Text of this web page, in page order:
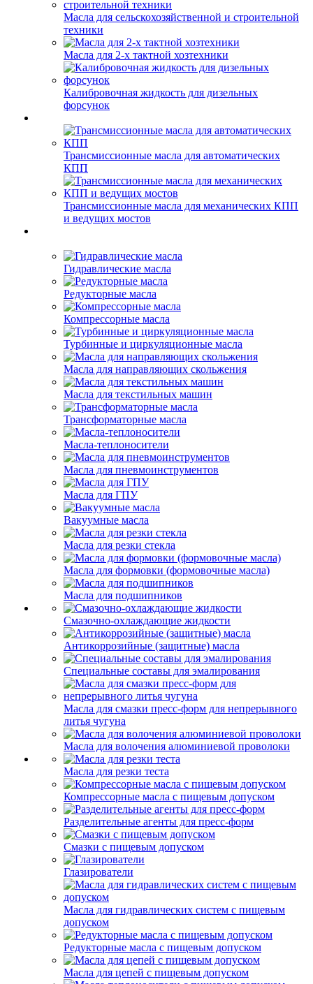
Масла для сельскохозяйственной и строительной
техники
Масла для 2-х тактной хозтехники
Калибровочная жидкость для дизельных
форсунок
Трансмиссионные масла для автоматических
КПП
Трансмиссионные масла для механических КПП
и ведущих мостов
Гидравлические масла
Редукторные масла
Компрессорные масла
Турбинные и циркуляционные масла
Масла для направляющих скольжения
Масла для текстильных машин
Трансформаторные масла
Масла-теплоносители
Масла для пневмоинструментов
Масла для ГПУ
Вакуумные масла
Масла для резки стекла
Масла для формовки (формовочные масла)
Масла для подшипников
Смазочно-охлаждающие жидкости
Антикоррозийные (защитные) масла
Специальные составы для эмалирования
Масла для смазки пресс-форм для непрерывного
литья чугуна
Масла для волочения алюминиевой проволоки
Масла для резки теста
Компрессорные масла с пищевым допуском
Разделительные агенты для пресс-форм
Смазки с пищевым допуском
Глазирователи
Масла для гидравлических систем с пищевым
допуском
Редукторные масла с пищевым допуском
Масла для цепей с пищевым допуском